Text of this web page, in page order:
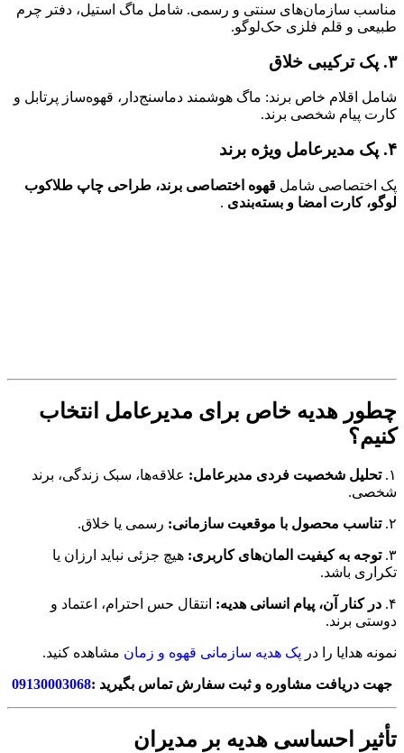
مناسب سازمان‌های سنتی و رسمی. شامل ماگ استیل، دفتر چرم
طبیعی و قلم فلزی حک‌لوگو.
۳. پک ترکیبی خلاق
شامل اقلام خاص برند: ماگ هوشمند دماسنج‌دار، قهوه‌ساز پرتابل و
کارت پیام شخصی برند.
۴. پک مدیرعامل ویژه برند
پک اختصاصی شامل قهوه اختصاصی برند، طراحی چاپ طلاکوب
لوگو، کارت امضا و بسته‌بندی .
چطور هدیه خاص برای مدیرعامل انتخاب
کنیم؟
۱. تحلیل شخصیت فردی مدیرعامل: علاقه‌ها، سبک زندگی، برند
شخصی.
۲. تناسب محصول با موقعیت سازمانی: رسمی یا خلاق.
۳. توجه به کیفیت المان‌های کاربری: هیچ جزئی نباید ارزان یا
تکراری باشد.
۴. در کنار آن، پیام انسانی هدیه: انتقال حس احترام، اعتماد و
دوستی برند.
نمونه هدایا را در پک هدیه سازمانی قهوه و زمان مشاهده کنید.
جهت دریافت مشاوره و ثبت سفارش تماس بگیرید :09130003068
تأثیر احساسی هدیه بر مدیران